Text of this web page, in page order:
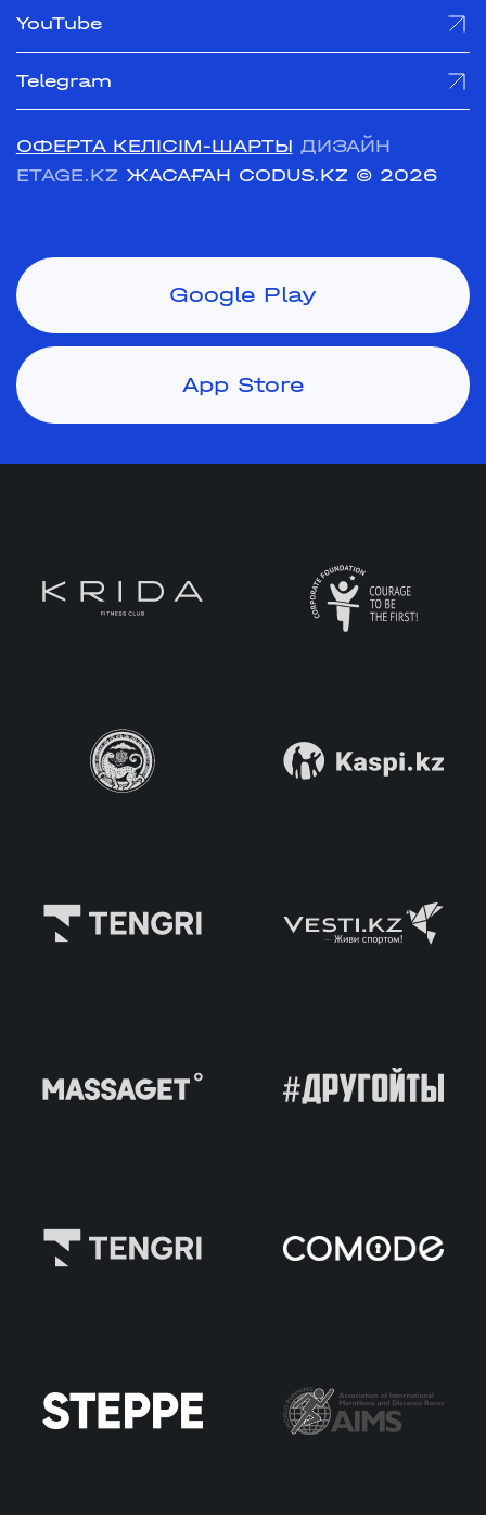
YouTube
Telegram
ОФЕРТА КЕЛІСІМ-ШАРТЫ ДИЗАЙН
ETAGE.KZ ЖАСАҒАН CODUS.KZ © 2026
Google Play
App Store